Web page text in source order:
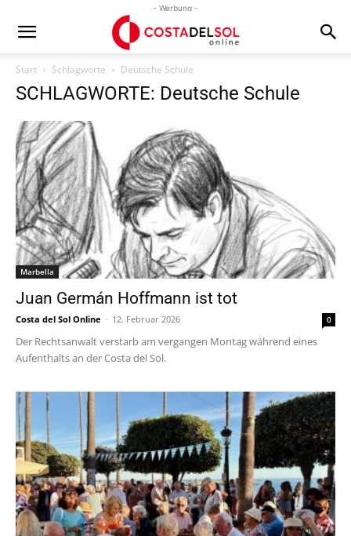
- Werbung -
Start Schlagworte Deutsche Schule
SCHLAGWORTE: Deutsche Schule
Marbella
Juan Germán Hoffmann ist tot
Costa del Sol Online - 12. Februar 2026 0
Der Rechtsanwalt verstarb am vergangen Montag während eines
Aufenthalts an der Costa del Sol.